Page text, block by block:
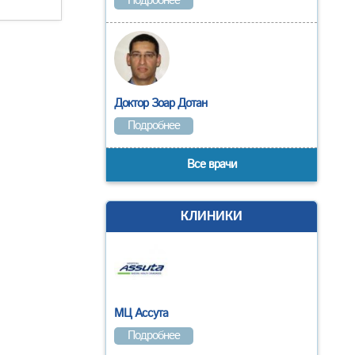
Доктор Зоар Дотан
Подробнее
Все врачи
КЛИНИКИ
МЦ Ассута
Подробнее